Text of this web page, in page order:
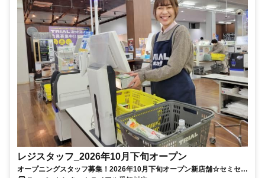
レジスタッフ_2026年10月下旬オープン
オープニングスタッフ募集！2026年10月下旬オープン新店舗☆セミセル